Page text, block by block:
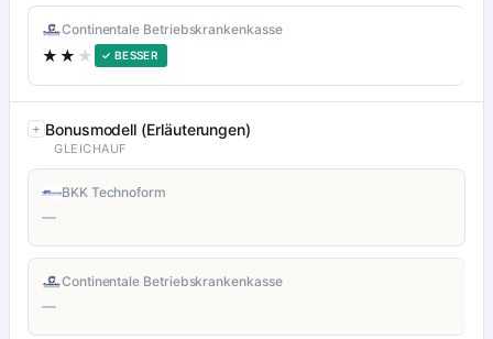
Continentale Betriebskrankenkasse
★★ ★ ✓ BESSER
Bonusmodell (Erläuterungen)
GLEICHAUF
BKK Technoform
—
Continentale Betriebskrankenkasse
—